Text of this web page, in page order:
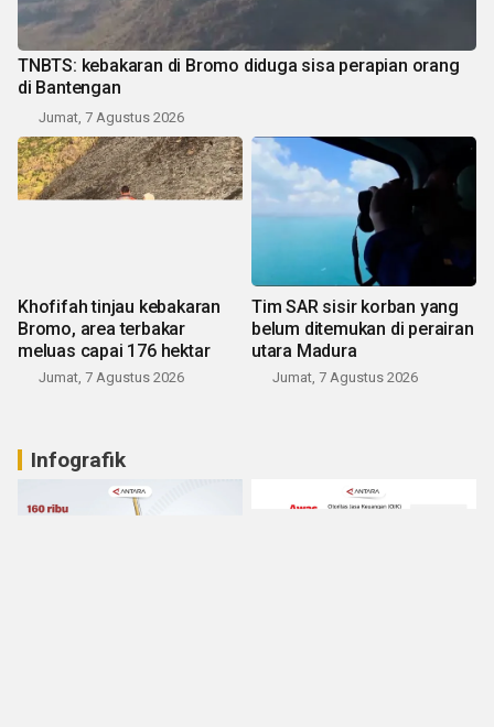
TNBTS: kebakaran di Bromo diduga sisa perapian orang
di Bantengan
Jumat, 7 Agustus 2026
Khofifah tinjau kebakaran
Bromo, area terbakar
meluas capai 176 hektar
Jumat, 7 Agustus 2026
Tim SAR sisir korban yang
belum ditemukan di perairan
utara Madura
Jumat, 7 Agustus 2026
Infografik